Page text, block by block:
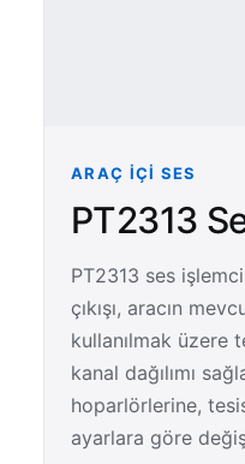
ARAÇ İÇI SES
PT2313
PT2313 ses
çıkışı, aracın
kullanılmak üzere
kanal dağılımı
hoparlörlerine,
ayarlara göre